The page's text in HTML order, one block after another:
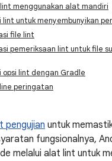
menggunakan alat mandiri
lint untuk menyembunyikan
file lint
pemeriksaan lint untuk file
lint dengan Gradle
peringatan
pengujian untuk
fungsionalnya,
melalui alat lint untuk